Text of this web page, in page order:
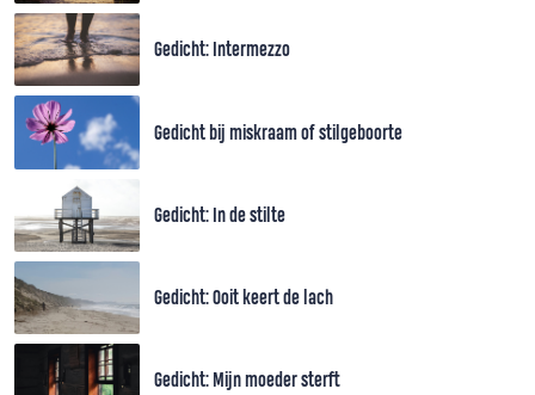
Gedicht: Intermezzo
Gedicht bij miskraam of stilgeboorte
Gedicht: In de stilte
Gedicht: Ooit keert de lach
Gedicht: Mijn moeder sterft